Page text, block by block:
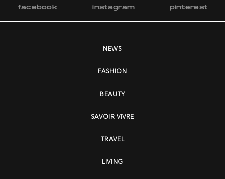
facebook instagram pinterest
NEWS
FASHION
BEAUTY
SAVOIR VIVRE
TRAVEL
LIVING